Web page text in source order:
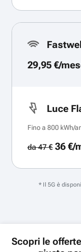
29,95 €/
Luce
Fino a 800 kWh/
da 47 €36 €/
* Il 5G è
Scopri le